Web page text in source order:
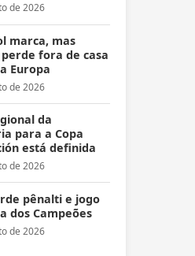
de 2026
marca, mas
fora de casa
Europa
de 2026
da
para a Copa
está definida
de 2026
pênalti e jogo
dos Campeões
de 2026